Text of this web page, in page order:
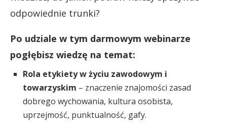
odpowiednie trunki?
Po udziale w tym darmowym webinarze
pogłębisz wiedzę na temat:
Rola etykiety w życiu zawodowym i
towarzyskim – znaczenie znajomości zasad
dobrego wychowania, kultura osobista,
uprzejmość, punktualność, gafy.